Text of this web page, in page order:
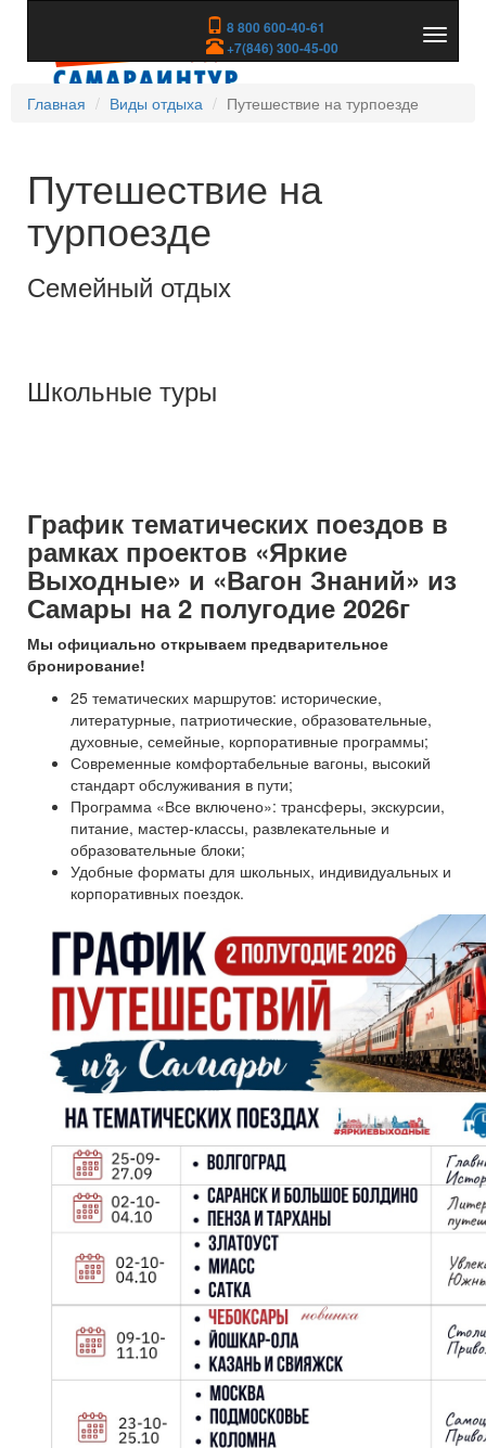
8 800 600-40-61
+7(846) 300-45-00
скрыть
Главная
Виды отдыха Путешествие на турпоезде
Путешествие на
турпоезде
Семейный отдых
Школьные туры
График тематических поездов в
рамках проектов «Яркие
Выходные» и «Вагон Знаний» из
Самары на 2 полугодие 2026г
Мы официально открываем предварительное
бронирование!
25 тематических маршрутов: исторические,
литературные, патриотические, образовательные,
духовные, семейные, корпоративные программы;
Современные комфортабельные вагоны, высокий
стандарт обслуживания в пути;
Программа «Все включено»: трансферы, экскурсии,
питание, мастер-классы, развлекательные и
образовательные блоки;
Удобные форматы для школьных, индивидуальных и
корпоративных поездок.